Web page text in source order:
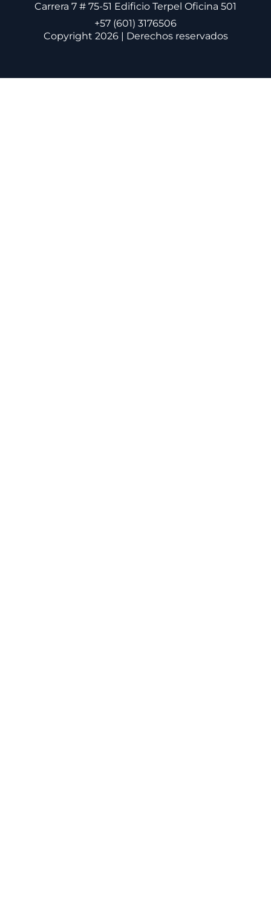
Carrera 7 # 75-51 Edificio Terpel Oficina 501
+57 (601) 3176506
Copyright 2026 | Derechos reservados